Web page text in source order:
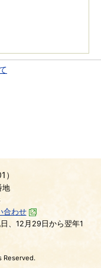
地
合わせ
、12月29日から翌年1
Reserved.